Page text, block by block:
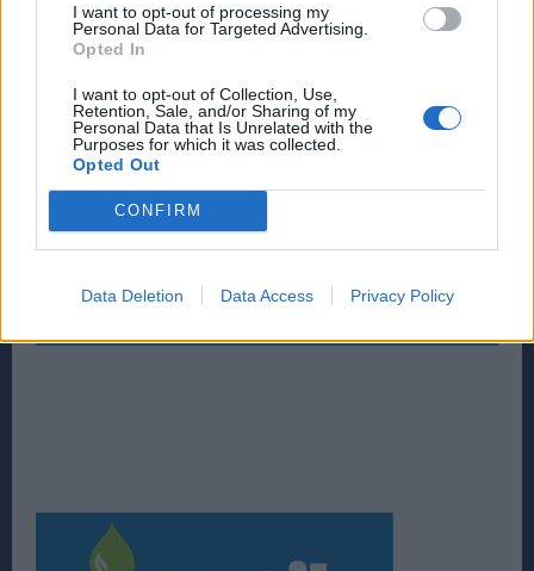
I want to opt-out of processing my
Personal Data for Targeted Advertising.
Opted In
I want to opt-out of Collection, Use,
Retention, Sale, and/or Sharing of my
Personal Data that Is Unrelated with the
Purposes for which it was collected.
Opted Out
CONFIRM
Data Deletion Data Access Privacy Policy